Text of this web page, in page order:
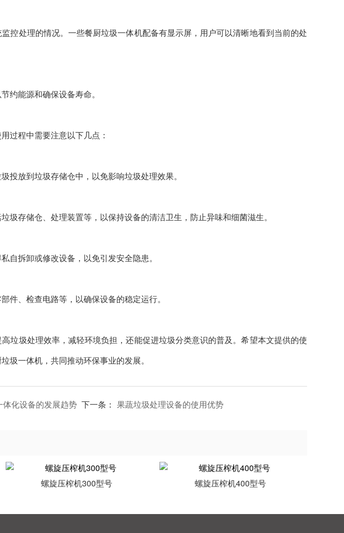
控处理的情况。一些餐厨垃圾一体机配备有显示屏，用户可以清晰地看到当前的处
约能源和确保设备寿命。
过程中需要注意以下几点：
投放到垃圾存储仓中，以免影响垃圾处理效果。
圾存储仓、处理装置等，以保持设备的清洁卫生，防止异味和细菌滋生。
自拆卸或修改设备，以免引发安全隐患。
件、检查电路等，以确保设备的稳定运行。
垃圾处理效率，减轻环境负担，还能促进垃圾分类意识的普及。希望本文提供的使
圾一体机，共同推动环保事业的发展。
体化设备的发展趋势 下一条： 果蔬垃圾处理设备的使用优势
螺旋压榨机300型号 螺旋压榨机400型号